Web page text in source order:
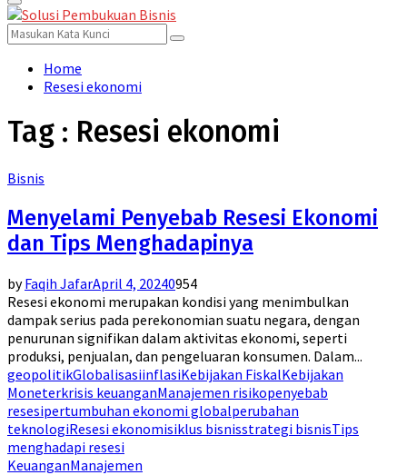
for:
Primary
Menu
Search
for:
Search
Home
Resesi ekonomi
Tag : Resesi ekonomi
Bisnis
Menyelami Penyebab Resesi Ekonomi
dan Tips Menghadapinya
byFaqih JafarApril 4, 20240954
Resesi ekonomi merupakan kondisi yang menimbulkan
dampak serius pada perekonomian suatu negara, dengan
penurunan signifikan dalam aktivitas ekonomi, seperti
produksi, penjualan, dan pengeluaran konsumen. Dalam...
geopolitikGlobalisasiinflasiKebijakan FiskalKebijakan
Moneterkrisis keuanganManajemen risikopenyebab
resesipertumbuhan ekonomi globalperubahan
teknologiResesi ekonomisiklus bisnisstrategi bisnisTips
menghadapi resesi
KeuanganManajemen